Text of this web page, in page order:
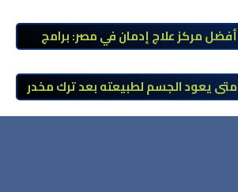
أفضل مركز علاج إدمان في مصر: برامج
طبي
متى يعود الجسم لطبيعته بعد ترك مخدر
الآيس؟ مراحل التعافي والعوامل المؤثرة